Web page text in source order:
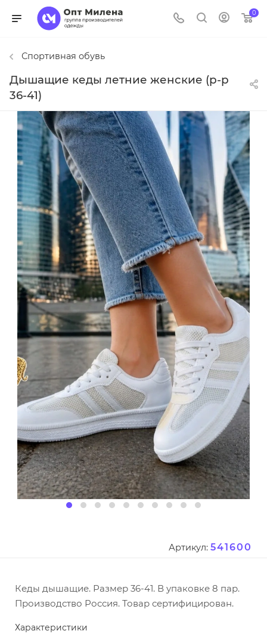
0
Спортивная обувь
Дышащие кеды летние женские (р-р
36-41)
Артикул: 541600
Кеды дышащие. Размер 36-41. В упаковке 8 пар.
Производство Россия. Товар сертифицирован.
Характеристики